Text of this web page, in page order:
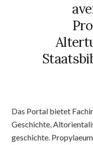
Das Portal bietet
Geschichte,
geschichte.